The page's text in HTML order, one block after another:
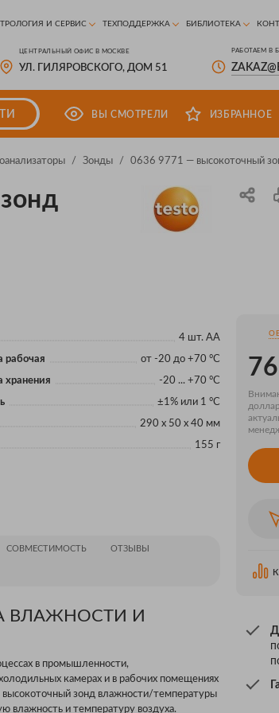
И СЕРВИС ТЕХПОДДЕРЖКА БИБЛИОТЕКА
ЦЕНТРАЛЬНЫЙ ОФИС В МОСКВЕ
УЛ. ГИЛЯРОВСКОГО, ДОМ 51
РАБОТАЕМ В
ВЫ СМОТРЕЛИ ИЗБРАННОЕ
/ Зонды / 0636 9771 — высокоточный
4 шт. АА
рабочая от -20 до +70 °C
хранения -20 ... +70 °C
±1% или 1 °C
290 x 50 x 40 мм
155 г
СОВМЕСТИМОСТЬ ОТЗЫВЫ
ВЛАЖНОСТИ И
в промышленности,
камерах и в рабочих помещениях
высокоточный зонд влажности/температуры
влажность и температуру воздуха.